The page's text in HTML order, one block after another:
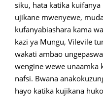
siku, hata katika
ujikane mwenyewe,
kufanyabiashara kama
kazi ya Mungu, Vilevile
wakati ambao
wengine wewe unaamka
nafsi. Bwana
hayo katika kujikana